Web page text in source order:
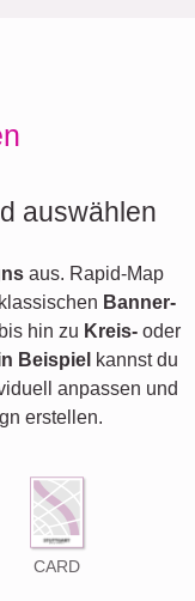
auswählen
aus. Rapid-Map
Banner-
hin zu Kreis-oder
Beispiel kannst du
anpassen und
erstellen.
CARD